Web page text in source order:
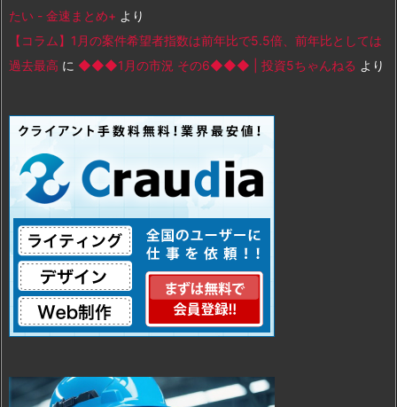
たい - 金速まとめ+ より
【コラム】1月の案件希望者指数は前年比で5.5倍、前年比としては
過去最高 に ◆◆◆1月の市況 その6◆◆◆ | 投資5ちゃんねる より